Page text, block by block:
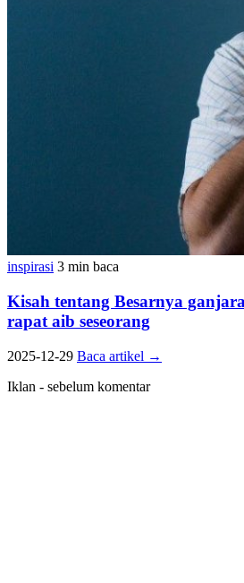
inspirasi 3 min baca
Kisah tentang Besarnya
rapat aib seseorang
2025-12-29 Baca artikel →
Iklan - sebelum komentar